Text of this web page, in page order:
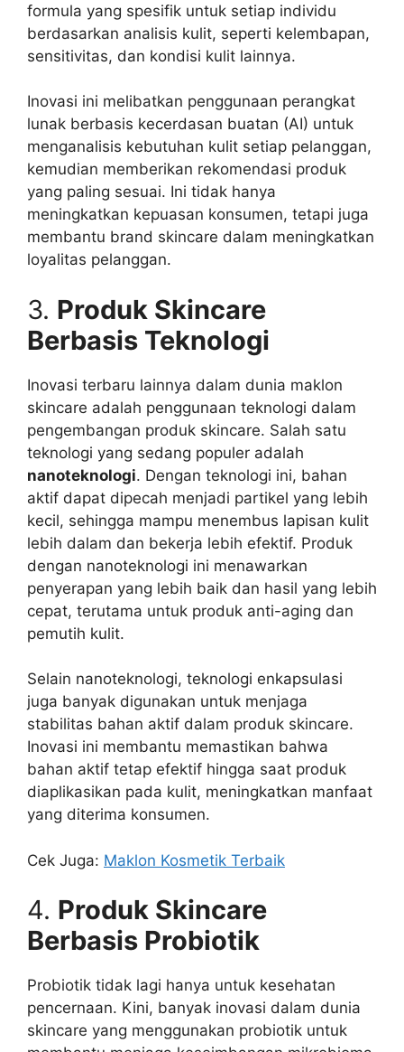
formula yang spesifik untuk setiap individu
berdasarkan analisis kulit, seperti kelembapan,
sensitivitas, dan kondisi kulit lainnya.
Inovasi ini melibatkan penggunaan perangkat
lunak berbasis kecerdasan buatan (AI) untuk
menganalisis kebutuhan kulit setiap pelanggan,
kemudian memberikan rekomendasi produk
yang paling sesuai. Ini tidak hanya
meningkatkan kepuasan konsumen, tetapi juga
membantu brand skincare dalam meningkatkan
loyalitas pelanggan.
3. Produk Skincare
Berbasis Teknologi
Inovasi terbaru lainnya dalam dunia maklon
skincare adalah penggunaan teknologi dalam
pengembangan produk skincare. Salah satu
teknologi yang sedang populer adalah
nanoteknologi. Dengan teknologi ini, bahan
aktif dapat dipecah menjadi partikel yang lebih
kecil, sehingga mampu menembus lapisan kulit
lebih dalam dan bekerja lebih efektif. Produk
dengan nanoteknologi ini menawarkan
penyerapan yang lebih baik dan hasil yang lebih
cepat, terutama untuk produk anti-aging dan
pemutih kulit.
Selain nanoteknologi, teknologi enkapsulasi
juga banyak digunakan untuk menjaga
stabilitas bahan aktif dalam produk skincare.
Inovasi ini membantu memastikan bahwa
bahan aktif tetap efektif hingga saat produk
diaplikasikan pada kulit, meningkatkan manfaat
yang diterima konsumen.
Cek Juga: Maklon Kosmetik Terbaik
4. Produk Skincare
Berbasis Probiotik
Probiotik tidak lagi hanya untuk kesehatan
pencernaan. Kini, banyak inovasi dalam dunia
skincare yang menggunakan probiotik untuk